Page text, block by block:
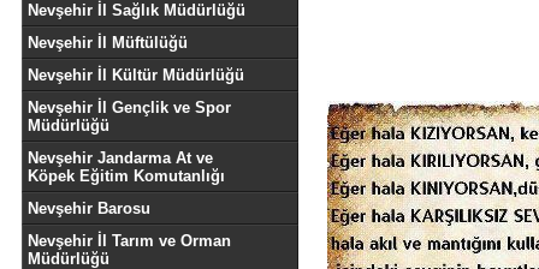
Nevşehir İl Sağlık Müdürlüğü
Nevşehir İl Müftülüğü
Nevşehir İl Kültür Müdürlüğü
Nevşehir İl Gençlik ve Spor
Müdürlüğü
Nevşehir Jandarma At ve
Köpek Eğitim Komutanlığı
Nevşehir Barosu
Nevşehir İl Tarım ve Orman
Müdürlüğü